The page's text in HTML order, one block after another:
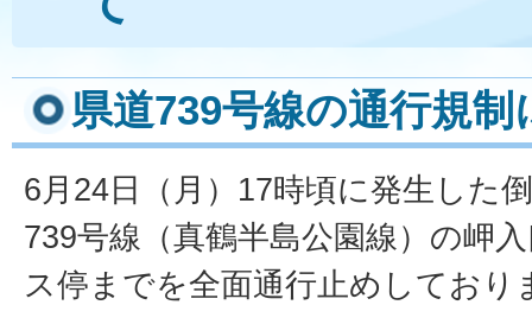
県道739号線の通行規制
6月24日（月）17時頃に発生した
739号線（真鶴半島公園線）の岬
ス停までを全面通行止めしており